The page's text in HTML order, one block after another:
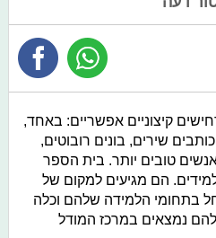
קיצוניים אפשריים: באחד,
שירים, בונים רובוטים,
טובים יותר. בית הספר
הם מגיעים למקום של
בתחומי הלמידה שלהם וכלה
נמצאים במרכז המודל